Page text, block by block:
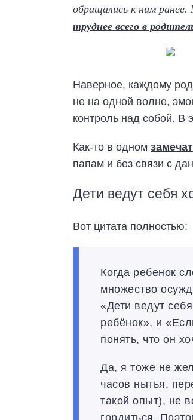
обращались к ним
труднее всего в
Наверное, каждому
не на одной волне,
контроль над собой. В
Как-то в одном
папам и без связи с
Дети ведут себя
Вот цитата полностью:
Когда ребенок
множество
«Дети ведут
ребёнок», и
понять, что он
Да, я тоже не
часов нытья,
такой опыт), не